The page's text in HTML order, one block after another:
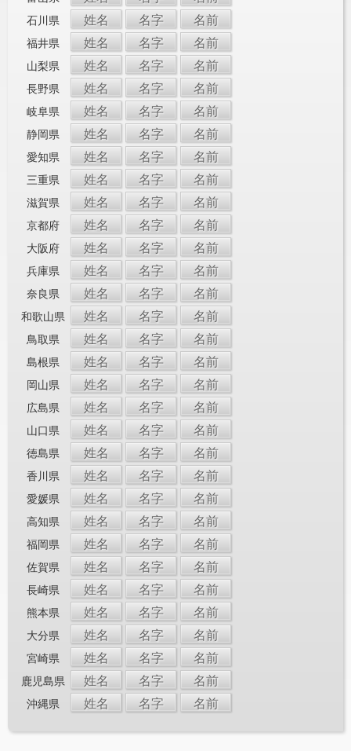
石川県 姓名 名字 名前
福井県 姓名 名字 名前
山梨県 姓名 名字 名前
長野県 姓名 名字 名前
岐阜県 姓名 名字 名前
静岡県 姓名 名字 名前
愛知県 姓名 名字 名前
三重県 姓名 名字 名前
滋賀県 姓名 名字 名前
京都府 姓名 名字 名前
大阪府 姓名 名字 名前
兵庫県 姓名 名字 名前
奈良県 姓名 名字 名前
和歌山県 姓名 名字 名前
鳥取県 姓名 名字 名前
島根県 姓名 名字 名前
岡山県 姓名 名字 名前
広島県 姓名 名字 名前
山口県 姓名 名字 名前
徳島県 姓名 名字 名前
香川県 姓名 名字 名前
愛媛県 姓名 名字 名前
高知県 姓名 名字 名前
福岡県 姓名 名字 名前
佐賀県 姓名 名字 名前
長崎県 姓名 名字 名前
熊本県 姓名 名字 名前
大分県 姓名 名字 名前
宮崎県 姓名 名字 名前
鹿児島県 姓名 名字 名前
沖縄県 姓名 名字 名前